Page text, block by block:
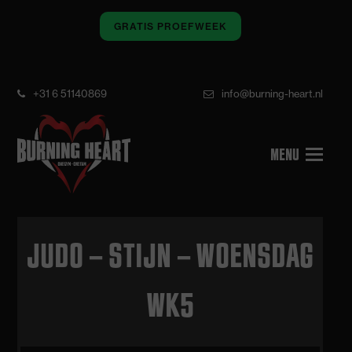
GRATIS PROEFWEEK
+31 6 51140869 info@burning-heart.nl
JUDO – STIJN – WOENSDAG
WK5